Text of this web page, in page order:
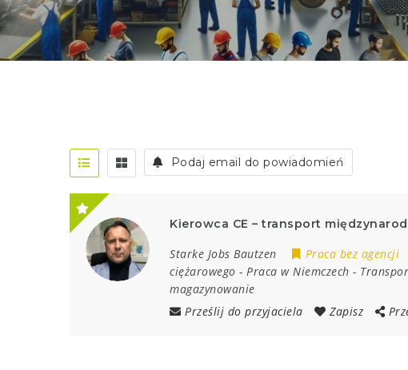
Podaj email do powiadomień
Kierowca CE – transport
Starke Jobs Bautzen Praca bez agencji
ciężarowego - Praca w Niemczech -
magazynowanie
Prześlij do przyjaciela
Zapisz